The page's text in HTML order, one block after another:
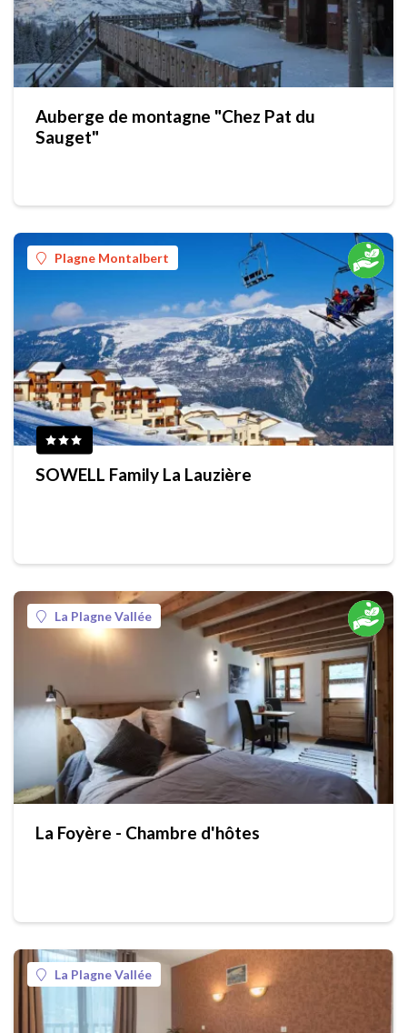
Auberge de montagne "Chez Pat du
Sauget"
Plagne Montalbert
SOWELL Family La Lauzière
La Plagne Vallée
La Foyère - Chambre d'hôtes
La Plagne Vallée